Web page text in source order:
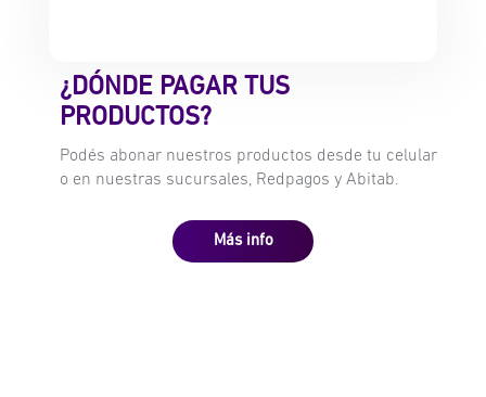
¿DÓNDE PAGAR TUS
PRODUCTOS?
Podés abonar nuestros productos desde tu celular
o en nuestras sucursales, Redpagos y Abitab.
Más info